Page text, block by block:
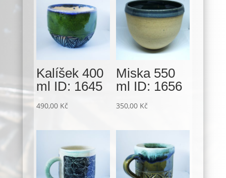
Kalíšek 400
ml ID: 1645
490,00 Kč
Miska 550
ml ID: 1656
350,00 Kč